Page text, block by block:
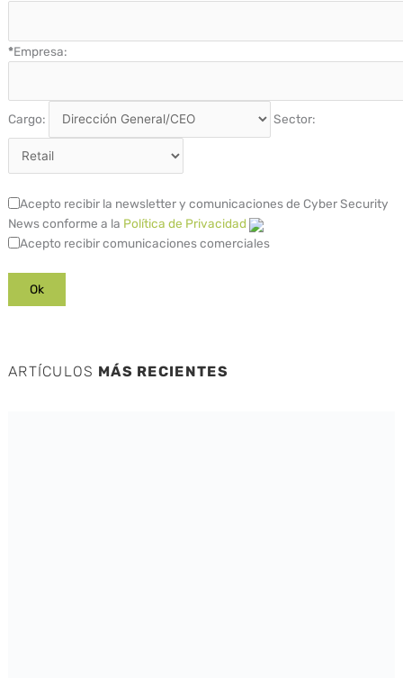
*Empresa:
Cargo: Sector:
Acepto recibir la newsletter y comunicaciones de Cyber Security
News conforme a la Política de Privacidad
Acepto recibir comunicaciones comerciales
ARTÍCULOS MÁS RECIENTES